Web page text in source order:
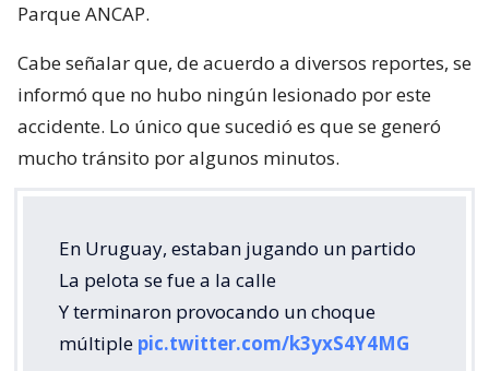
Parque ANCAP.
Cabe señalar que, de acuerdo a diversos reportes, se
informó que no hubo ningún lesionado por este
accidente. Lo único que sucedió es que se generó
mucho tránsito por algunos minutos.
En Uruguay, estaban jugando un partido
La pelota se fue a la calle
Y terminaron provocando un choque
múltiple pic.twitter.com/k3yxS4Y4MG